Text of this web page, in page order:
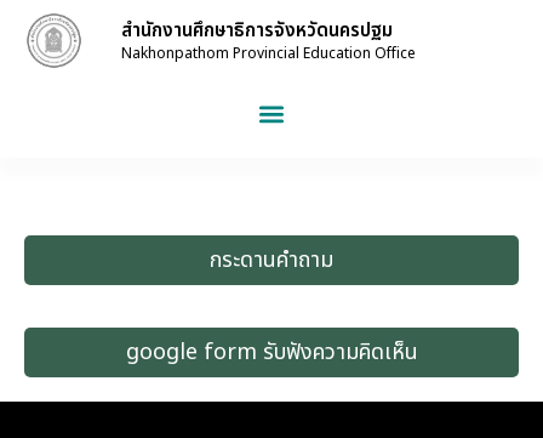
สำนักงานศึกษาธิการจังหวัดนครปฐม
Nakhonpathom Provincial Education Office
กระดานคำถาม
google form รับฟังความคิดเห็น